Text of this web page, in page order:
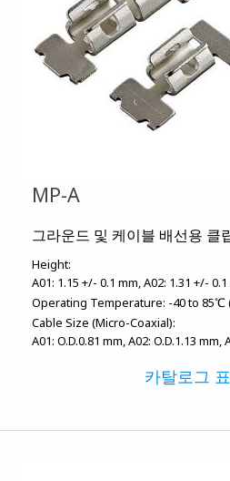
MP-A
그라운드 및 케이블 배선용 클
Height:
A01: 1.15 +/- 0.1 mm A02: 1.31 +/-
Operating Temperature: -40 to 85℃
Cable Size (Micro-Coaxial):
A01: O.D.0.81 mm A02: O.D.1.13 mm
카탈로그